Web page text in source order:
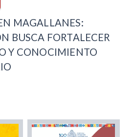
MAGALLANES:
BUSCA FORTALECER
Y CONOCIMIENTO